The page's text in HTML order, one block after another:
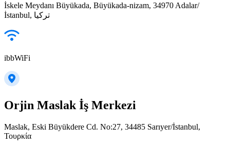
İskele Meydanı Büyükada, Büyükada-nizam, 34970 Adalar/
İstanbul, تركيا
ibbWiFi
Orjin Maslak İş Merkezi
Maslak, Eski Büyükdere Cd. No:27, 34485 Sarıyer/İstanbul,
Τουρκία